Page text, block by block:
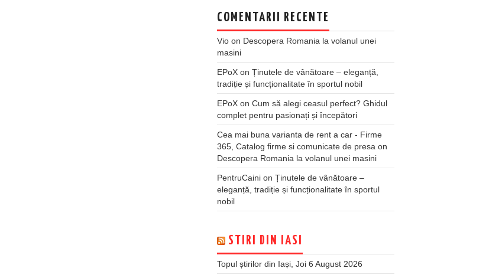
COMENTARII RECENTE
Vio on Descopera Romania la volanul unei
masini
EPoX on Ținutele de vânătoare – eleganță,
tradiție și funcționalitate în sportul nobil
EPoX on Cum să alegi ceasul perfect? Ghidul
complet pentru pasionați și începători
Cea mai buna varianta de rent a car - Firme
365, Catalog firme si comunicate de presa on
Descopera Romania la volanul unei masini
PentruCaini on Ținutele de vânătoare –
eleganță, tradiție și funcționalitate în sportul
nobil
STIRI DIN IASI
Topul știrilor din Iași, Joi 6 August 2026